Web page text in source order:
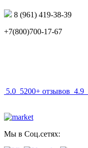
8 (961) 419-38-39
+7(800)700-17-67
5.0 5200+ отзывов 4.9
Мы в Соц.сетях: